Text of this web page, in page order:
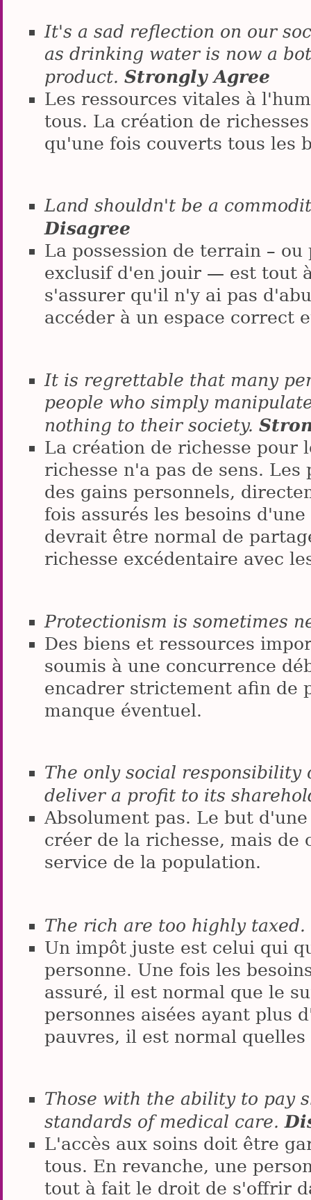
It's a sad reflection on our
as drinking water is now a
product. Strongly Agree
Les ressources vitales à
tous. La création de
qu'une fois couverts tous les
Land shouldn't be a
Disagree
La possession de terrain –
exclusif d'en jouir — est tout
s'assurer qu'il n'y ai pas
accéder à un espace correct
It is regrettable that many
people who simply
nothing to their society.
La création de richesse pour
richesse n'a pas de sens.
des gains personnels,
fois assurés les besoins
devrait être normal de
richesse excédentaire avec
Protectionism is sometimes
Des biens et ressources
soumis à une concurrence
encadrer strictement afin de
manque éventuel.
The only social responsibility
deliver a profit to its
Absolument pas. Le but
créer de la richesse, mais de
service de la population.
The rich are too highly taxed.
Un impôt juste est celui qui
personne. Une fois les
assuré, il est normal que le
personnes aisées ayant plus
pauvres, il est normal
Those with the ability to pay
standards of medical care.
L'accès aux soins doit être
tous. En revanche, une
tout à fait le droit de s'offrir